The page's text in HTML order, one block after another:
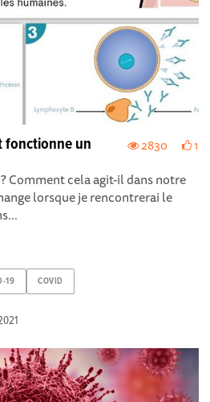
2830 1
fonctionne un
Comment cela agit-il dans notre
lorsque je rencontrerai le
19 COVID